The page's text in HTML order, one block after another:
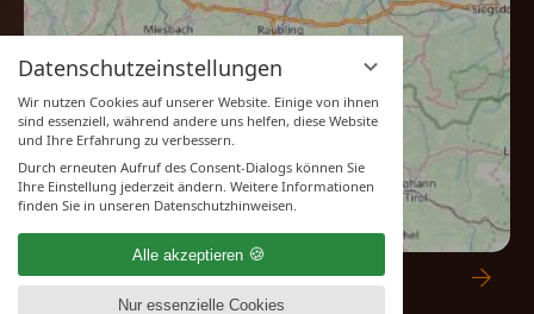
Datenschutzeinstellungen
Wir nutzen Cookies auf unserer Website. Einige von ihnen
sind essenziell, während andere uns helfen, diese Website
und Ihre Erfahrung zu verbessern.
Durch erneuten Aufruf des Consent-Dialogs können Sie
Ihre Einstellung jederzeit ändern. Weitere Informationen
finden Sie in unseren Datenschutzhinweisen.
Alle akzeptieren
Nur essenzielle Cookies
ZUR ROUTENPLANUNG